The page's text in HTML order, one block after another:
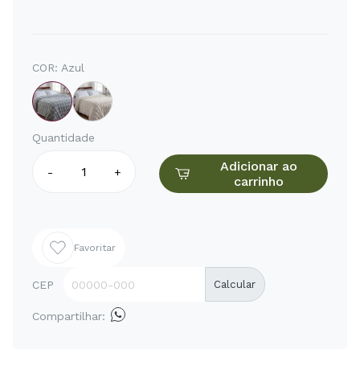
COR: Azul
Quantidade
- +
Adicionar ao
carrinho
Favoritar
CEP Calcular
Compartilhar: